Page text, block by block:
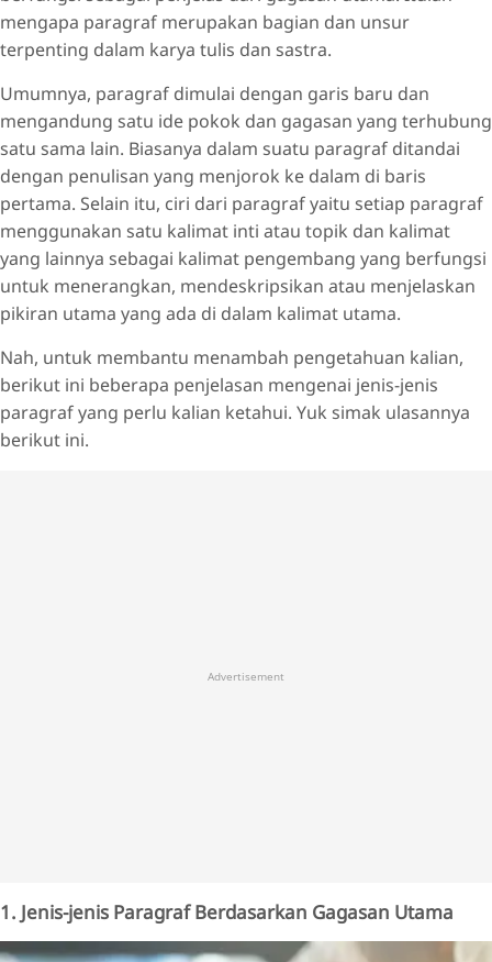
mengapa paragraf merupakan bagian dan unsur
terpenting dalam karya tulis dan sastra.
Umumnya, paragraf dimulai dengan garis baru dan
mengandung satu ide pokok dan gagasan yang terhubung
satu sama lain. Biasanya dalam suatu paragraf ditandai
dengan penulisan yang menjorok ke dalam di baris
pertama. Selain itu, ciri dari paragraf yaitu setiap paragraf
menggunakan satu kalimat inti atau topik dan kalimat
yang lainnya sebagai kalimat pengembang yang berfungsi
untuk menerangkan, mendeskripsikan atau menjelaskan
pikiran utama yang ada di dalam kalimat utama.
Nah, untuk membantu menambah pengetahuan kalian,
berikut ini beberapa penjelasan mengenai jenis-jenis
paragraf yang perlu kalian ketahui. Yuk simak ulasannya
berikut ini.
Advertisement
1. Jenis-jenis Paragraf Berdasarkan Gagasan Utama